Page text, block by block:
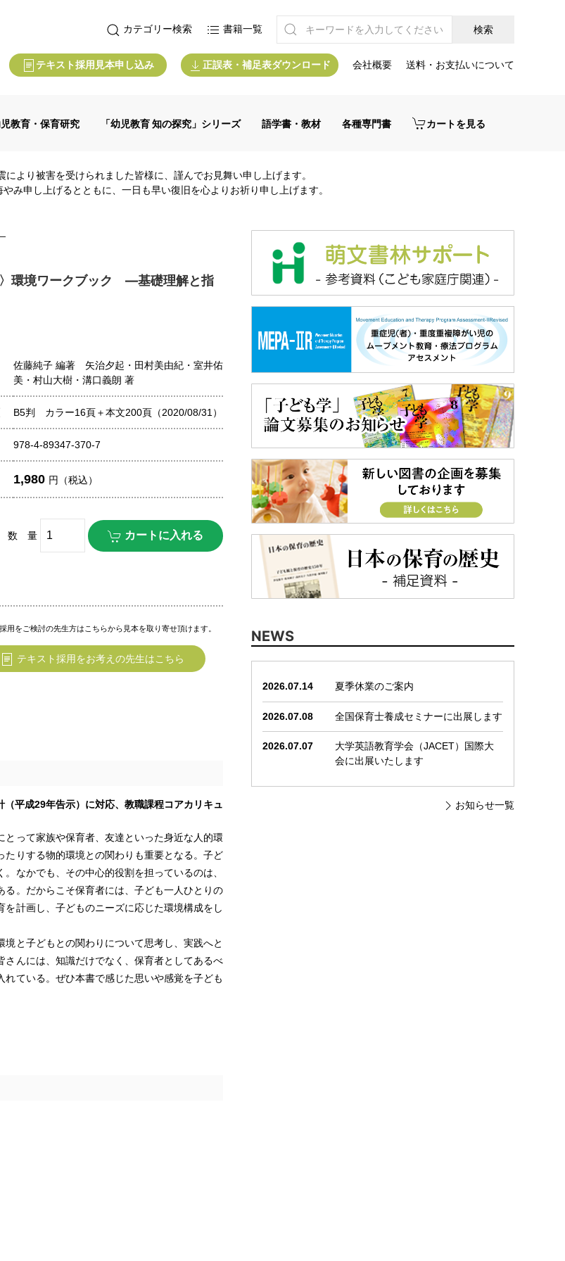
カテゴリー検索 書籍一覧
テキスト採用見本申し込み 正誤表・補足表ダウンロード 会社概要 送料・お支払いについて
教育・保育研究 「幼児教育 知の探究」シリーズ 語学書・教材 各種専門書 カートを見る
により被害を受けられました皆様に、謹んでお見舞い申し上げます。
み申し上げるとともに、一日も早い復旧を心よりお祈り申し上げます。
〉環境ワークブック ―基礎理解と指
佐藤純子 編著 矢治夕起・田村美由紀・室井佑
美・村山大樹・溝口義朗 著
B5判 カラー16頁＋本文200頁（2020/08/31）
978-4-89347-370-7
1,980 円（税込）
数 量
用をご検討の先生方はこちらから見本を取り寄せ頂けます。
テキスト採用をお考えの先生はこちら
平成29年告示）に対応、教職課程コアカリキュ
って家族や保育者、友達といった身近な人的環
りする物的環境との関わりも重要となる。子ど
なかでも、その中心的役割を担っているのは、
。だからこそ保育者には、子ども一人ひとりの
計画し、子どものニーズに応じた環境構成をし
と子どもとの関わりについて思考し、実践へと
んには、知識だけでなく、保育者としてあるべ
ている。ぜひ本書で感じた思いや感覚を子ども
NEWS
2026.07.14 夏季休業のご案内
2026.07.08 全国保育士養成セミナーに出展します
2026.07.07
大学英語教育学会（JACET）国際大
会に出展いたします
お知らせ一覧